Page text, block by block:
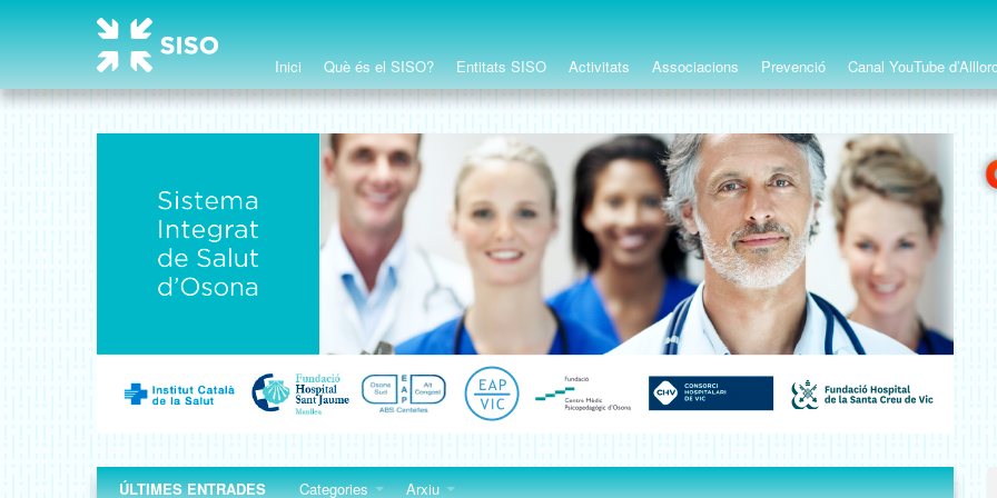
Inici Què és el SISO? Entitats SISO Activitats Associacions Prevenció Canal YouTube
ÚLTIMES ENTRADES Categories Arxiu